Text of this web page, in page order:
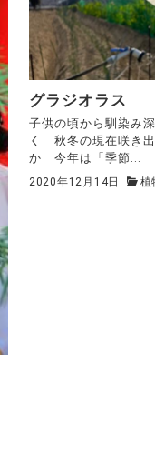
グラジオラス
子供の頃から馴染み
く 秋冬の現在咲き
か 今年は「季節...
2020年12月14日 植